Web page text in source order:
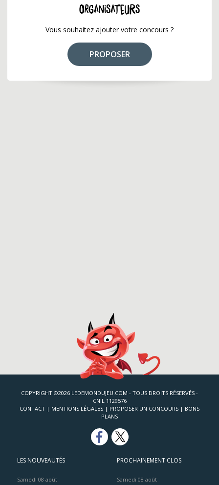
ORGANISATEURS
Vous souhaitez ajouter votre concours ?
PROPOSER
COPYRIGHT ©2026 LEDEMONDUJEU.COM - TOUS DROITS RÉSERVÉS -
CNIL 1129576
CONTACT | MENTIONS LÉGALES | PROPOSER UN CONCOURS | BONS
PLANS
LES NOUVEAUTÉS
Samedi 08 août
PROCHAINEMENT CLOS
Samedi 08 août